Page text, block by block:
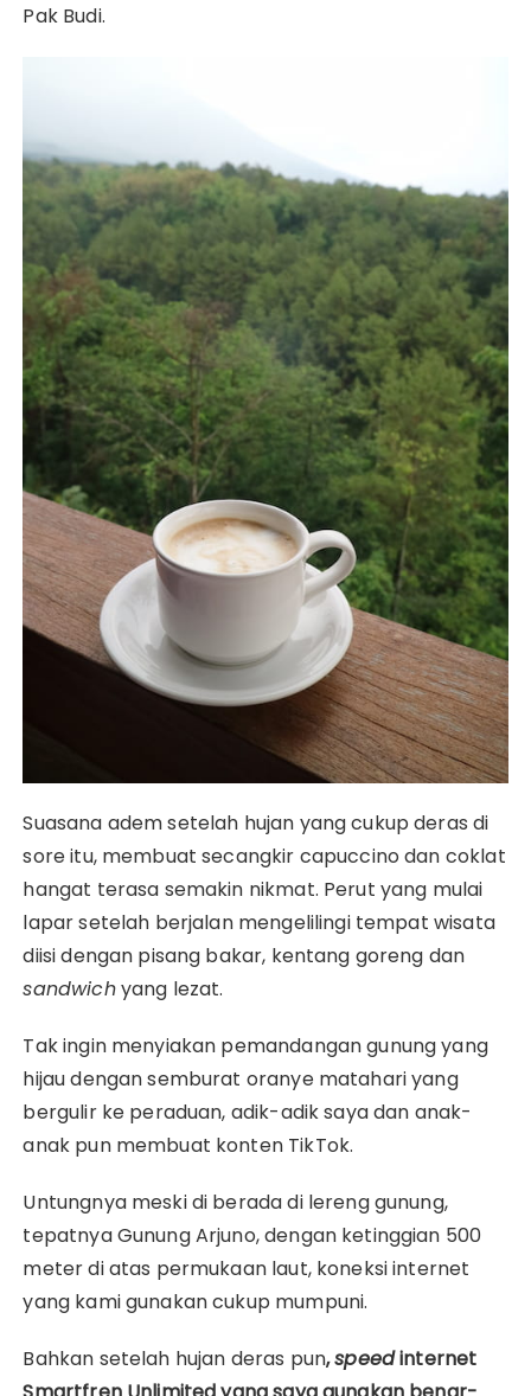
Pak Budi.
Suasana adem setelah hujan yang cukup deras di
sore itu, membuat secangkir capuccino dan coklat
hangat terasa semakin nikmat. Perut yang mulai
lapar setelah berjalan mengelilingi tempat wisata
diisi dengan pisang bakar, kentang goreng dan
sandwichyang lezat.
Tak ingin menyiakan pemandangan gunung yang
hijau dengan semburat oranye matahari yang
bergulir ke peraduan, adik-adik saya dan anak-
anak pun membuat konten TikTok.
Untungnya meski di berada di lereng gunung,
tepatnya Gunung Arjuno, dengan ketinggian 500
meter di atas permukaan laut, koneksi internet
yang kami gunakan cukup mumpuni.
Bahkan setelah hujan deras pun,speedinternet